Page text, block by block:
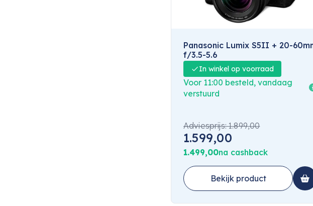
Panasonic Lumix S5II + 20-
f/3.5-5.6
In winkel op voorraad
Voor 11:00 besteld, vandaag
verstuurd
Adviesprijs: 1.899,00
1.599,00
1.499,00na cashback
Bekijk product